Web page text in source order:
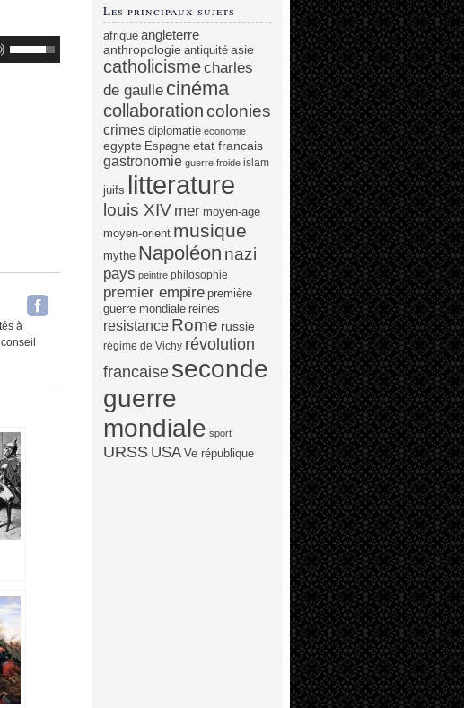
à
Les principaux sujets
afrique angleterre
anthropologie antiquité asie
catholicismecharles
de gaulle cinéma
collaborationcolonies
crimes diplomatie economie
egypte Espagne etat francais
gastronomie guerre froide islam
juifs litterature
louis XIV mer moyen-age
moyen-orient musique
mythe Napoléon nazi
pays peintre philosophie
premier empire première
guerre mondiale reines
resistance Rome russie
régime de Vichy révolution
francaise seconde
guerre
mondiale sport
URSS USA Ve république